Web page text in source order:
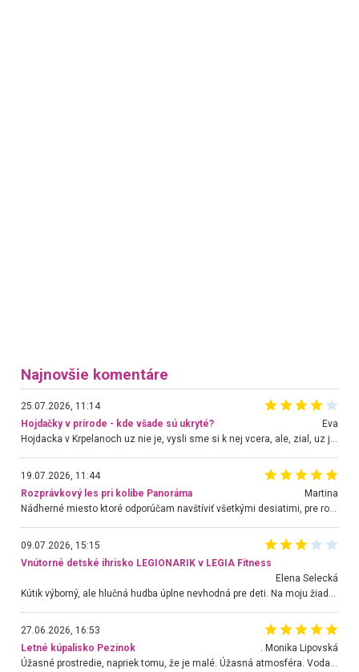
Najnovšie komentáre
25.07.2026, 11:14
Hojdačky v prírode - kde všade sú ukryté?
Eva
Hojdacka v Krpelanoch uz nie je, vysli sme si k nej vcera, ale, zial, uz je znicena. Ak sem planujete cestu len kvoli hojdacke, mozete si ju usetrit. Krasny vyhlad je tu vsak aj bez hojdacky :-)
19.07.2026, 11:44
Rozprávkový les pri kolibe Panoráma
Martina
Nádherné miesto ktoré odporúčam navštíviť všetkými desiatimi, pre rodiny s deťmi, dôchodcom... Proste a jednoducho ozaj rozprávkový les.. určite ešte prídeme. Odniesli sme si na pamiatku krásne tričká,
09.07.2026, 15:15
Vnútorné detské ihrisko LEGIONARIK v LEGIA Fitness
Elena Selecká
Kútik výborný, ale hlučná hudba úplne nevhodná pre deti. Na moju žiadosť o aspoň sušenie nereagovali.
27.06.2026, 16:53
Letné kúpalisko Pezinok
. Monika Lipovská